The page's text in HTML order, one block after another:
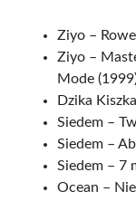
Ziyo –
Ziyo –
Mode
Dzika
Siedem –
Siedem –
Siedem – 7
Ocean –